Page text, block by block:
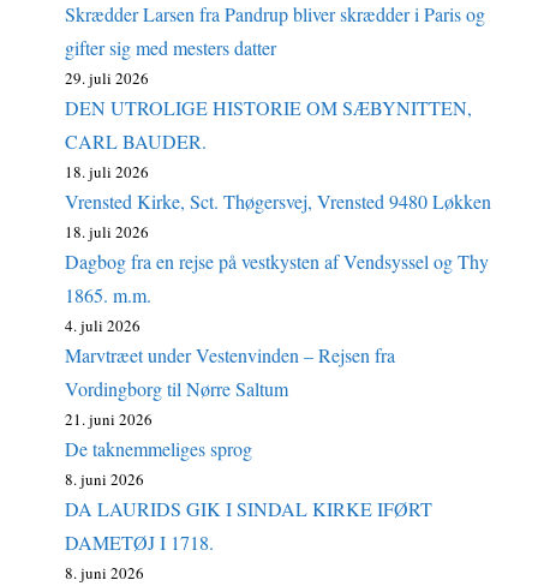
Skrædder Larsen fra Pandrup bliver skrædder i Paris og
gifter sig med mesters datter
29. juli 2026
DEN UTROLIGE HISTORIE OM SÆBYNITTEN,
CARL BAUDER.
18. juli 2026
Vrensted Kirke, Sct. Thøgersvej, Vrensted 9480 Løkken
18. juli 2026
Dagbog fra en rejse på vestkysten af Vendsyssel og Thy
1865. m.m.
4. juli 2026
Marvtræet under Vestenvinden – Rejsen fra
Vordingborg til Nørre Saltum
21. juni 2026
De taknemmeliges sprog
8. juni 2026
DA LAURIDS GIK I SINDAL KIRKE IFØRT
DAMETØJ I 1718.
8. juni 2026